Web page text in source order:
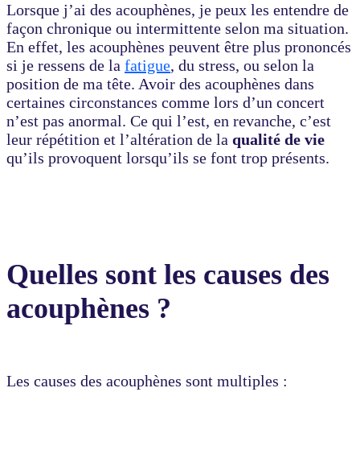
Lorsque j’ai des acouphènes, je peux les entendre de
façon chronique ou intermittente selon ma situation.
En effet, les acouphènes peuvent être plus prononcés
si je ressens de la fatigue, du stress, ou selon la
position de ma tête. Avoir des acouphènes dans
certaines circonstances comme lors d’un concert
n’est pas anormal. Ce qui l’est, en revanche, c’est
leur répétition et l’altération de la qualité de vie
qu’ils provoquent lorsqu’ils se font trop présents.
Quelles sont les causes des
acouphènes ?
Les causes des acouphènes sont multiples :